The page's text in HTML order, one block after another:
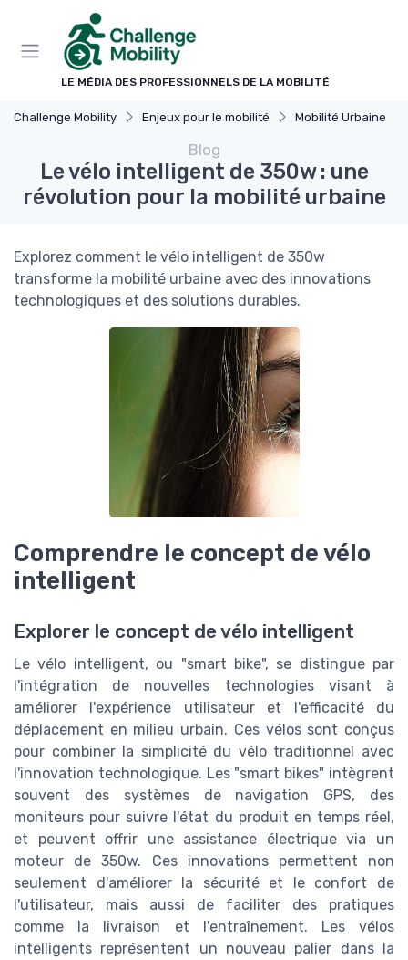
LE MÉDIA DES PROFESSIONNELS DE LA MOBILITÉ
Challenge Mobility Enjeux pour le mobilité Mobilité Urbaine
Blog
Le vélo intelligent de 350w : une
révolution pour la mobilité urbaine
Explorez comment le vélo intelligent de 350w
transforme la mobilité urbaine avec des innovations
technologiques et des solutions durables.
Comprendre le concept de vélo
intelligent
Explorer le concept de vélo intelligent
Le vélo intelligent, ou "smart bike", se distingue par
l'intégration de nouvelles technologies visant à
améliorer l'expérience utilisateur et l'efficacité du
déplacement en milieu urbain. Ces vélos sont conçus
pour combiner la simplicité du vélo traditionnel avec
l'innovation technologique. Les "smart bikes" intègrent
souvent des systèmes de navigation GPS, des
moniteurs pour suivre l'état du produit en temps réel,
et peuvent offrir une assistance électrique via un
moteur de 350w. Ces innovations permettent non
seulement d'améliorer la sécurité et le confort de
l'utilisateur, mais aussi de faciliter des pratiques
comme la livraison et l'entraînement. Les vélos
intelligents représentent un nouveau palier dans la
Panneau de gestion des cookies